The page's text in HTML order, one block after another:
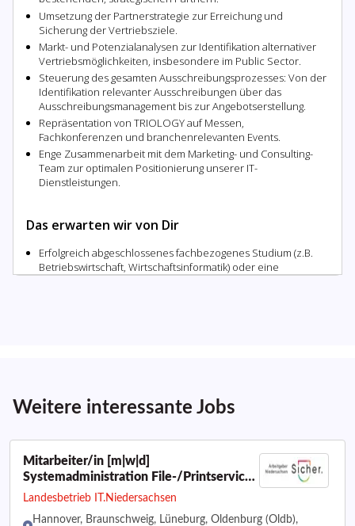
Weitere interessante Jobs
Mitarbeiter/in [m|w|d]
Systemadministration File-/Printservice
und DHCP
Landesbetrieb IT.Niedersachsen
Hannover, Braunschweig, Lüneburg, Oldenburg (Oldb),